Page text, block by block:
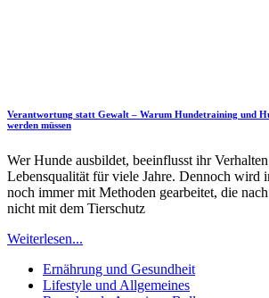
Verantwortung statt Gewalt – Warum Hundetraining und
werden müssen
Wer Hunde ausbildet, beeinflusst ihr
Lebensqualität für viele Jahre. Dennoch wird
noch immer mit Methoden gearbeitet, die
nicht mit dem Tierschutz
Weiterlesen...
Ernährung und Gesundheit
Lifestyle und Allgemeines